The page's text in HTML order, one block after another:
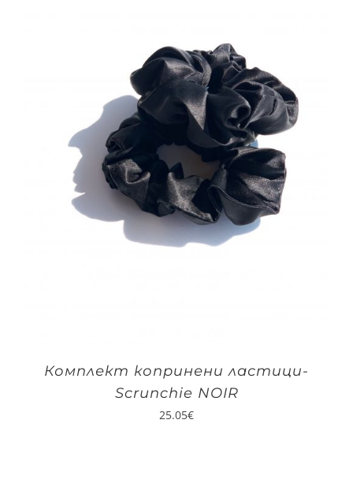
Комплект копринени ластици-
Scrunchie NOIR
25.05€